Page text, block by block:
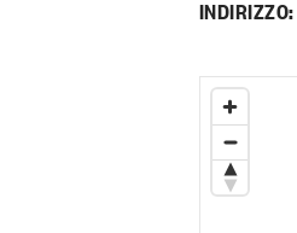
INDIRIZZO: